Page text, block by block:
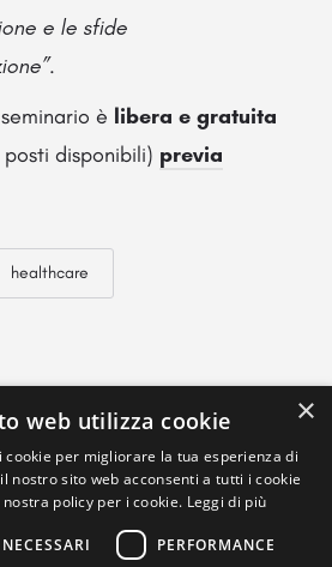
e le sfide
.
è libera e gratuita
disponibili) previa
healthcare
×
web utilizza cookie
cookie per migliorare la tua esperienza di
nostro sito web acconsenti a tutti i cookie
policy per i cookie. Leggi di più
PERFORMANCE